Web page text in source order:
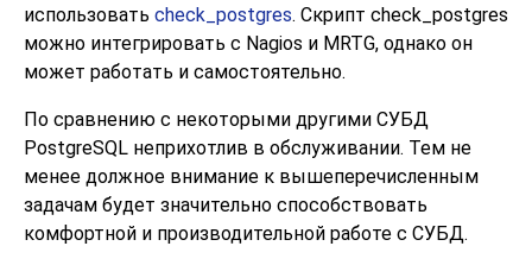
использовать check_postgres. Скрипт check_postgres
можно интегрировать с Nagios и MRTG, однако он
может работать и самостоятельно.
По сравнению с некоторыми другими СУБД
PostgreSQL неприхотлив в обслуживании. Тем не
менее должное внимание к вышеперечисленным
задачам будет значительно способствовать
комфортной и производительной работе с СУБД.